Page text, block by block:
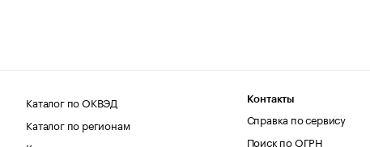
Каталог по ОКВЭД
Каталог по регионам
Контакты
Справка по сервису
Поиск по ОГРН